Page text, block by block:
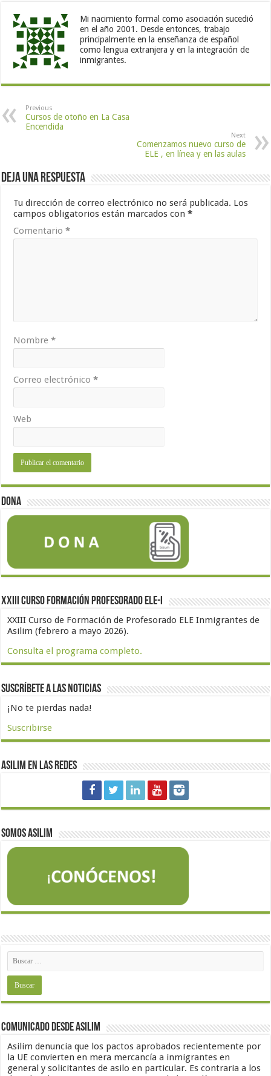
Mi nacimiento formal como asociación sucedió
en el año 2001. Desde entonces, trabajo
principalmente en la enseñanza de español
como lengua extranjera y en la integración de
inmigrantes.
Previous
Cursos de otoño en La Casa
Encendida
Next
Comenzamos nuevo curso de
ELE , en línea y en las aulas
Deja una respuesta
Tu dirección de correo electrónico no será publicada. Los
campos obligatorios están marcados con*
Comentario*
Nombre*
Correo electrónico*
Web
Dona
XXIII Curso formación profesorado ELE-I
XXIII Curso de Formación de Profesorado ELE Inmigrantes de
Asilim (febrero a mayo 2026).
Consulta el programa completo.
Suscríbete a las noticias
¡No te pierdas nada!
Suscribirse
Asilim en las redes
Somos Asilim
Comunicado desde Asilim
Asilim denuncia que los pactos aprobados recientemente por
la UE convierten en mera mercancía a inmigrantes en
general y solicitantes de asilo en particular. Es contraria a los